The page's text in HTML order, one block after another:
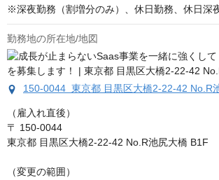
※深夜勤務（割増分のみ）、休日勤務、休日深
勤務地の所在地/地図
150-0044 東京都 目黒区大橋2-22-42 No.R
（雇入れ直後）
〒 150-0044
東京都 目黒区大橋2-22-42 No.R池尻大橋 B1F
（変更の範囲）